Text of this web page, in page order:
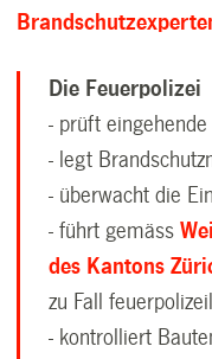
Die Feuerpolizei
- prüft
- legt
- überwacht die
-führt gemäss
des Kantons
zu Fall
- kontrolliert